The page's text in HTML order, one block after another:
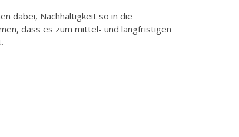
dabei, Nachhaltigkeit so in die
dass es zum mittel- und langfristigen